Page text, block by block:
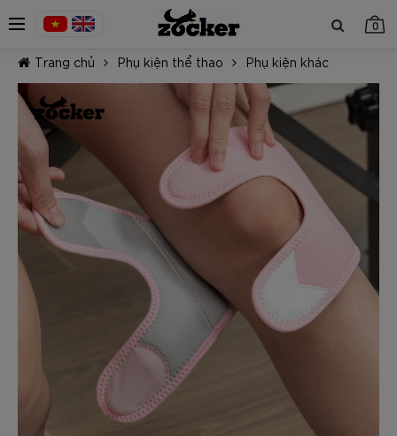
0
TIẾP TỤC MUA HÀNG
Trang chủ Phụ kiện thể thao Phụ kiện khác